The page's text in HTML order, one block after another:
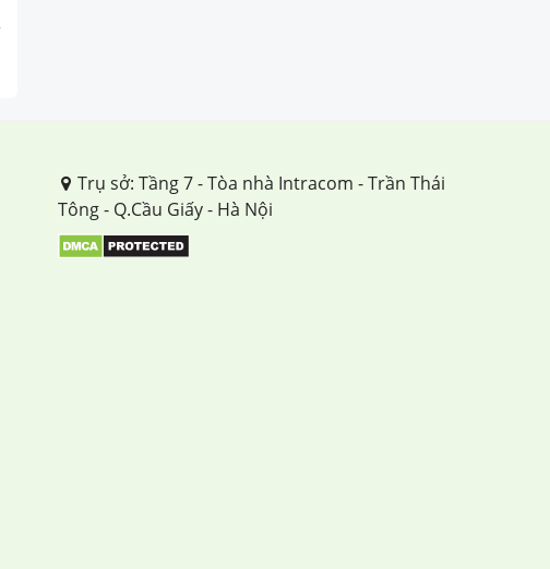
Trụ sở: Tầng 7 - Tòa nhà Intracom - Trần Thái
Tông - Q.Cầu Giấy - Hà Nội